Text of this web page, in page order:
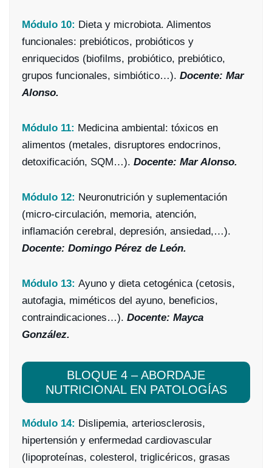
Módulo 10: Dieta y microbiota. Alimentos
funcionales: prebióticos, probióticos y
enriquecidos (biofilms, probiótico, prebiótico,
grupos funcionales, simbiótico…). Docente: Mar
Alonso.
Módulo 11: Medicina ambiental: tóxicos en
alimentos (metales, disruptores endocrinos,
detoxificación, SQM…). Docente: Mar Alonso.
Módulo 12: Neuronutrición y suplementación
(micro-circulación, memoria, atención,
inflamación cerebral, depresión, ansiedad,…).
Docente: Domingo Pérez de León.
Módulo 13: Ayuno y dieta cetogénica (cetosis,
autofagia, miméticos del ayuno, beneficios,
contraindicaciones…). Docente: Mayca
González.
BLOQUE 4 – ABORDAJE
NUTRICIONAL EN PATOLOGÍAS
Módulo 14: Dislipemia, arteriosclerosis,
hipertensión y enfermedad cardiovascular
(lipoproteínas, colesterol, triglicéricos, grasas